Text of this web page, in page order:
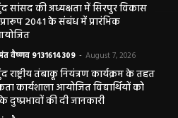
सांसद की अध्यक्षता में सिरपुर विकास
2041 के संबंध में प्रारंभिक
वैष्णव 9131614309 - August 7, 2026
राष्ट्रीय तंबाकू नियंत्रण कार्यक्रम के तहत
कार्यशाला आयोजित विद्यार्थियों को
की दी जानकारी